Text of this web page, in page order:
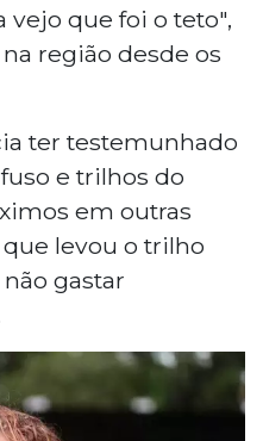
vejo que foi o teto",
região desde os
ter testemunhado
e trilhos do
em outras
levou o trilho
gastar